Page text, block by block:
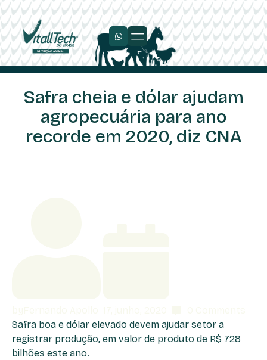
Safra cheia e dólar ajudam
agropecuária para ano
recorde em 2020, diz CNA
Safra boa e dólar elevado devem ajudar setor a
registrar produção, em valor de produto de R$ 728
bilhões este ano.